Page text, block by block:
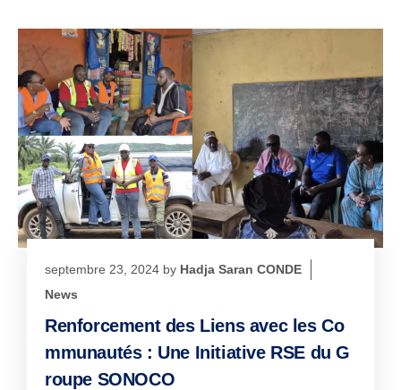
septembre 23, 2024 by Hadja Saran CONDE
News
Renforcement des Liens avec les Co
mmunautés : Une Initiative RSE du G
roupe SONOCO